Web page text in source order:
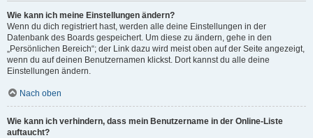
Wie kann ich meine Einstellungen ändern?
Wenn du dich registriert hast, werden alle deine Einstellungen in der
Datenbank des Boards gespeichert. Um diese zu ändern, gehe in den
„Persönlichen Bereich“; der Link dazu wird meist oben auf der Seite angezeigt,
wenn du auf deinen Benutzernamen klickst. Dort kannst du alle deine
Einstellungen ändern.
Nach oben
Wie kann ich verhindern, dass mein Benutzername in der Online-Liste
auftaucht?